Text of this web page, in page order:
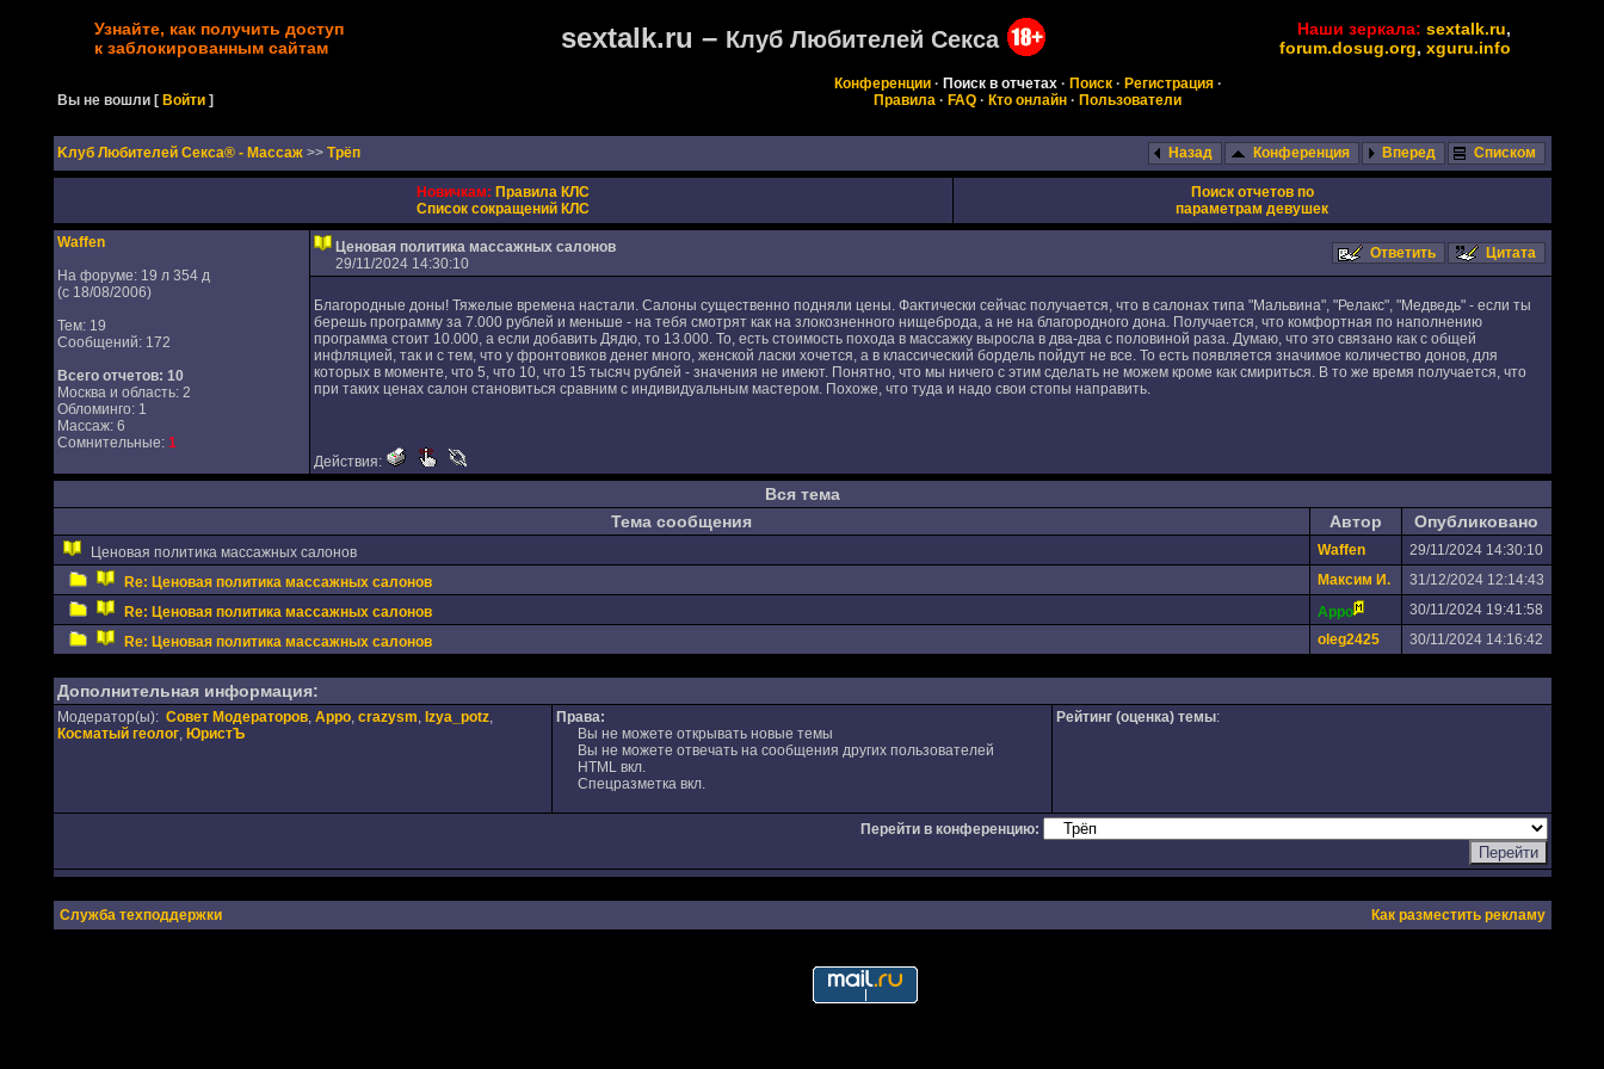
Узнайте, как получить доступ
к заблокированным сайтам
sextalk.ru – Клуб Любителей Секса Наши зеркала: sextalk.ru,
forum.dosug.org, xguru.info
Вы не вошли [Войти ]
Конференции· Поиск в отчетах· Поиск· Регистрация·
Правила · FAQ · Кто онлайн · Пользователи
Kлуб Любителей Секса® - Массаж >> Трёп Назад Конференция Вперед Списком
Новичкам: Правила КЛС
Список сокращений КЛС
Поиск отчетов по
параметрам девушек
Waffen
На форуме: 19 л 354 д
(с 18/08/2006)
Тем: 19
Сообщений: 172
Всего отчетов: 10
Москва и область: 2
Обломинго: 1
Массаж: 6
Сомнительные: 1
Ценовая политика массажных салонов
29/11/2024 14:30:10
Ответить Цитата
Благородные доны! Тяжелые времена настали. Салоны существенно подняли цены. Фактически сейчас получается, что в салонах типа "Мальвина", "Релакс", "Медведь" - если ты
берешь программу за 7.000 рублей и меньше - на тебя смотрят как на злокозненного нищеброда, а не на благородного дона. Получается, что комфортная по наполнению
программа стоит 10.000, а если добавить Дядю, то 13.000. То, есть стоимость похода в массажку выросла в два-два с половиной раза. Думаю, что это связано как с общей
инфляцией, так и с тем, что у фронтовиков денег много, женской ласки хочется, а в классический бордель пойдут не все. То есть появляется значимое количество донов, для
которых в моменте, что 5, что 10, что 15 тысяч рублей - значения не имеют. Понятно, что мы ничего с этим сделать не можем кроме как смириться. В то же время получается, что
при таких ценах салон становиться сравним с индивидуальным мастером. Похоже, что туда и надо свои стопы направить.
Действия:
Вся тема
Тема сообщения
Автор Опубликовано
Ценовая политика массажных салонов Waffen
29/11/2024 14:30:10
Re: Ценовая политика массажных салонов
Максим И.
31/12/2024 12:14:43
Re: Ценовая политика массажных салонов
Appo
30/11/2024 19:41:58
Re: Ценовая политика массажных салонов
oleg2425 30/11/2024 14:16:42
Дополнительная информация:
Модератор(ы): Совет Модераторов, Appo, crazysm, Izya_potz,
Косматый геолог, ЮристЪ
Права:
Вы не можете открывать новые темы
Вы не можете отвечать на сообщения других пользователей
HTML вкл.
Спецразметка вкл.
Рейтинг (оценка) темы:
Перейти в конференцию:
Служба техподдержки Как разместить рекламу